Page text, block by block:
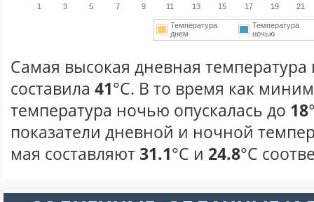
1 3 5 7 9 11 13 15 17 19 21
Температура
днем
Температура
ночью
Самая высокая дневная температура
составила 41°С. В то время как
температура ночью опускалась до 18
показатели дневной и ночной
мая составляют31.1°С и 24.8°С